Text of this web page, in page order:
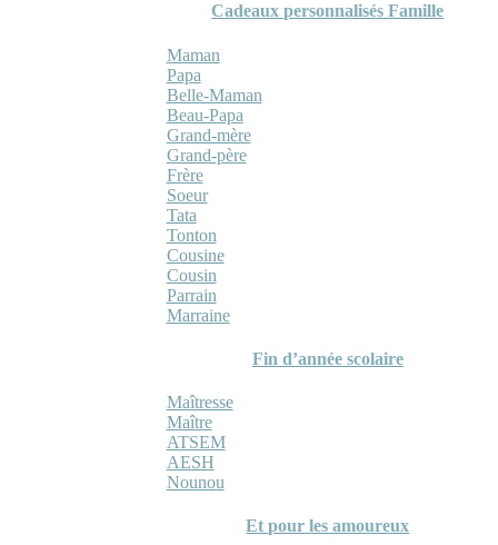
Cadeaux personnalisés Famille
Maman
Papa
Belle-Maman
Beau-Papa
Grand-mère
Grand-père
Frère
Soeur
Tata
Tonton
Cousine
Cousin
Parrain
Marraine
Fin d’année scolaire
Maîtresse
Maître
ATSEM
AESH
Nounou
Et pour les amoureux